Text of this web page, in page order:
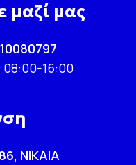
μαζί μας
08:00-16:00
ΝΙΚΑΙΑ